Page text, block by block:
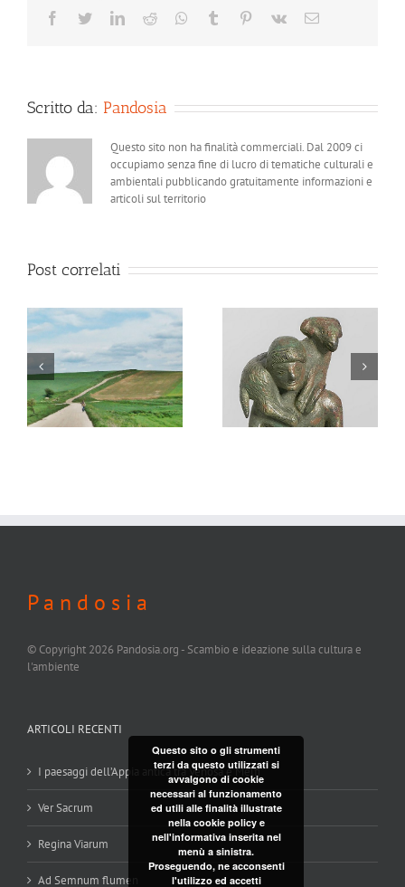
Facebook
TwitterLinkedIn
Reddit Whatsapp
Tumblr Pinterest
Vk Email
Scritto da: Pandosia
Questo sito non ha finalità commerciali. Dal 2009 ci
occupiamo senza fine di lucro di tematiche culturali e
ambientali pubblicando gratuitamente informazioni e
articoli sul territorio
Post correlati
Ver Sacrum
Ad Semnum flumen
P a n d o s i a
© Copyright 2026 Pandosia.org - Scambio e ideazione sulla cultura e
l'ambiente
ARTICOLI RECENTI
I paesaggi dell’Appia antica tra Venosa e Melfi
Ver Sacrum
Regina Viarum
Ad Semnum flumen
Questo sito o gli strumenti
terzi da questo utilizzati si
avvalgono di cookie
necessari al funzionamento
ed utili alle finalità illustrate
nella cookie policy e
nell'informativa inserita nel
menù a sinistra.
Proseguendo, ne acconsenti
l'utilizzo ed accetti